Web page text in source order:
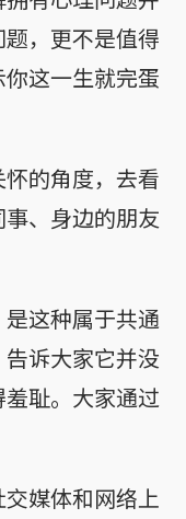
，更不是值得
这一生就完蛋
的角度，去看
、身边的朋友
这种属于共通
诉大家它并没
耻。大家通过
媒体和网络上